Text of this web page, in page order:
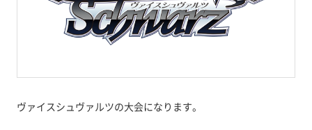
ヴァイスシュヴァルツの大会になります。